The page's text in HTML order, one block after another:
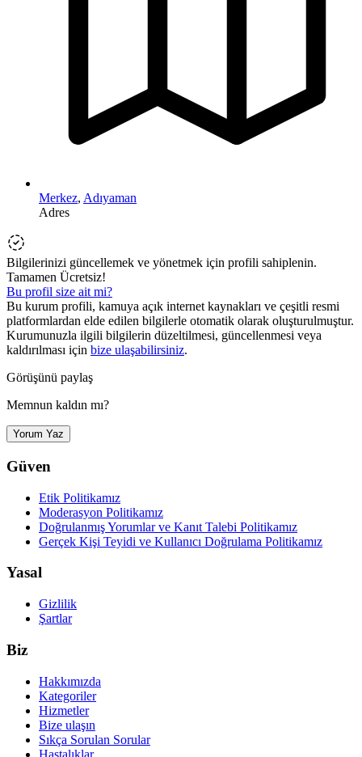
Merkez, Adıyaman
Adres
Bilgilerinizi güncellemek ve yönetmek için profili sahiplenin.
Tamamen Ücretsiz!
Bu profil size ait mi?
Bu kurum profili, kamuya açık internet kaynakları ve çeşitli resmi
platformlardan elde edilen bilgilerle otomatik olarak oluşturulmuştur.
Kurumunuzla ilgili bilgilerin düzeltilmesi, güncellenmesi veya
kaldırılması için bize ulaşabilirsiniz.
Görüşünü paylaş
Memnun kaldın mı?
Yorum Yaz
Güven
Etik Politikamız
Moderasyon Politikamız
Doğrulanmış Yorumlar ve Kanıt Talebi Politikamız
Gerçek Kişi Teyidi ve Kullanıcı Doğrulama Politikamız
Yasal
Gizlilik
Şartlar
Biz
Hakkımızda
Kategoriler
Hizmetler
Bize ulaşın
Sıkça Sorulan Sorular
Hastalıklar